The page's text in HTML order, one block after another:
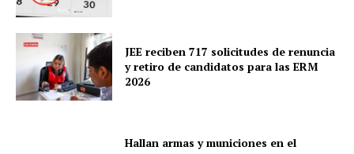
JEE reciben 717 solicitudes de renuncia
y retiro de candidatos para las ERM
2026
Hallan armas y municiones en el